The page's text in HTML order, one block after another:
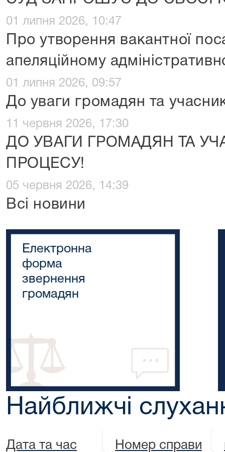
01 липня 2026, 10:47
Про утворення вакантної
апеляційному
01 липня 2026, 09:57
До уваги громадян та
11 червня 2026, 17:30
ДО УВАГИ ГРОМАДЯН ТА
ПРОЦЕСУ!
05 червня 2026, 14:39
Всі новини
Електронна
форма
звернення
громадян
Найближчі
Дата та час
Номер справи